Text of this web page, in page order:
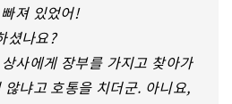
져 있었어!
셨나요?
사에게 장부를 가지고 찾아가
냐고 호통을 치더군. 아니요,